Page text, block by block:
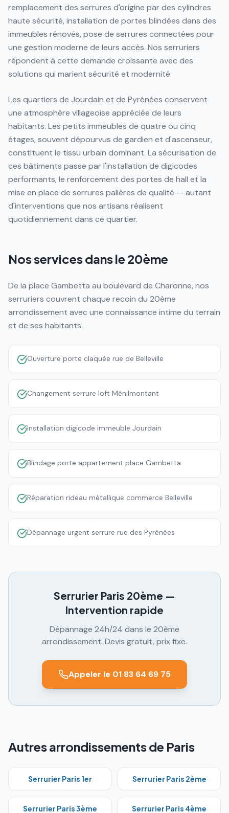
remplacement des serrures d'origine par des cylindres
haute sécurité, installation de portes blindées dans des
immeubles rénovés, pose de serrures connectées pour
une gestion moderne de leurs accès. Nos serruriers
répondent à cette demande croissante avec des
solutions qui marient sécurité et modernité.
Les quartiers de Jourdain et de Pyrénées conservent
une atmosphère villageoise appréciée de leurs
habitants. Les petits immeubles de quatre ou cinq
étages, souvent dépourvus de gardien et d'ascenseur,
constituent le tissu urbain dominant. La sécurisation de
ces bâtiments passe par l'installation de digicodes
performants, le renforcement des portes de hall et la
mise en place de serrures palières de qualité — autant
d'interventions que nos artisans réalisent
quotidiennement dans ce quartier.
Nos services dans le 20ème
De la place Gambetta au boulevard de Charonne, nos
serruriers couvrent chaque recoin du 20ème
arrondissement avec une connaissance intime du terrain
et de ses habitants.
Ouverture porte claquée rue de Belleville
Changement serrure loft Ménilmontant
Installation digicode immeuble Jourdain
Blindage porte appartement place Gambetta
Réparation rideau métallique commerce Belleville
Dépannage urgent serrure rue des Pyrénées
Serrurier Paris 20ème —
Intervention rapide
Dépannage 24h/24 dans le 20ème
arrondissement. Devis gratuit, prix fixe.
Appeler le 01 83 64 69 75
Autres arrondissements de Paris
Serrurier Paris 1er Serrurier Paris 2ème
Serrurier Paris3ème Serrurier Paris 4ème